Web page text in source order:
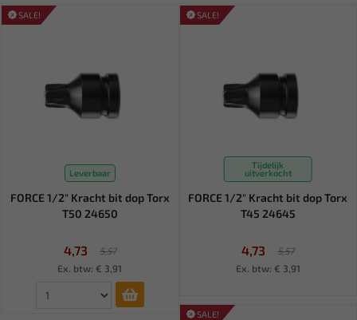
SALE!
Leverbaar
FORCE 1/2" Kracht bit dop Torx
T50 24650
4,73
5,57
Ex. btw: € 3,91
SALE!
Tijdelijk
uitverkocht
FORCE 1/2" Kracht bit dop Torx
T45 24645
4,73
5,57
Ex. btw: € 3,91
SALE!